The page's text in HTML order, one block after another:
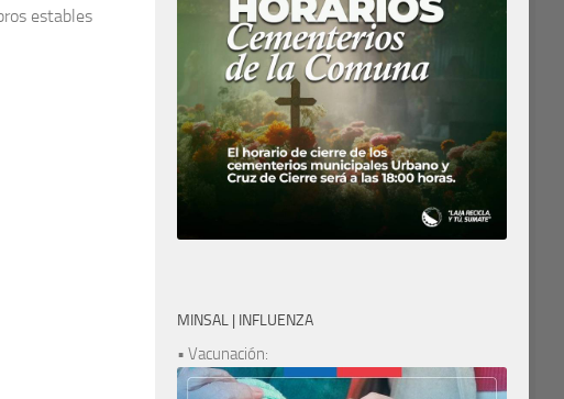
estables
MINSAL | INFLUENZA
• Vacunación: